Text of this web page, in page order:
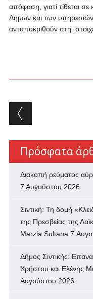
απόφαση, γιατί τίθεται
Δήμων και των
ανταποκριθούν στη
Post
Πρόσφατα
Διακοπή ρεύματος
7 Αυγούστου 2026
Σιντική: Τη δομή
της Πρεσβείας της
Marzia Sultana 7
Δήμος Σιντικής:
Χρήστου και Ελένης
Αυγούστου 2026